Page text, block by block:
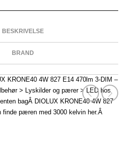
BESKRIVELSE
BRAND
KRONE40 4W 827 E14 470lm 3-DIM –
> Lyskilder og pærer > LED hos
bagÂ DIOLUX KRONE40 4W 827
finde pæren med 3000 kelvin her.Â